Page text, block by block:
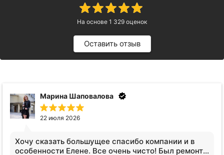
На основе 1 329 оценок
Оставить отзыв
Анна Видинеева
17 июля 2026
Обратилась за услугами клининга. Квартира после
сложных жильцов, вся кухня в жире, ощещение